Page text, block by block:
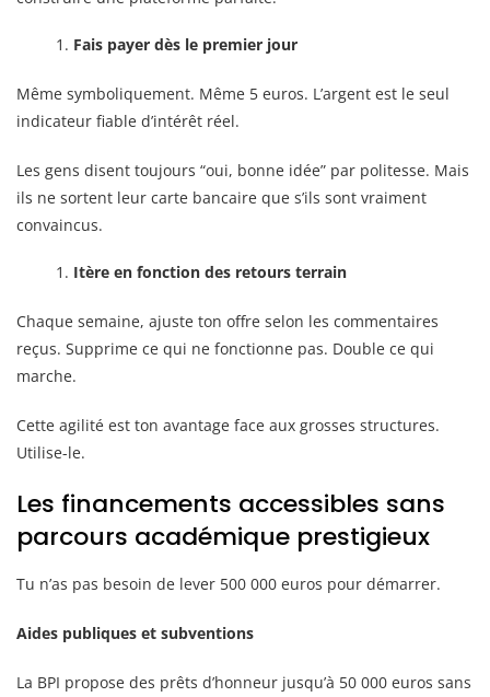
Fais payer dès le premier jour
Même symboliquement. Même 5 euros. L’argent est le seul
indicateur fiable d’intérêt réel.
Les gens disent toujours “oui, bonne idée” par politesse. Mais
ils ne sortent leur carte bancaire que s’ils sont vraiment
convaincus.
Itère en fonction des retours terrain
Chaque semaine, ajuste ton offre selon les commentaires
reçus. Supprime ce qui ne fonctionne pas. Double ce qui
marche.
Cette agilité est ton avantage face aux grosses structures.
Utilise-le.
Les financements accessibles sans
parcours académique prestigieux
Tu n’as pas besoin de lever 500 000 euros pour démarrer.
Aides publiques et subventions
La BPI propose des prêts d’honneur jusqu’à 50 000 euros sans